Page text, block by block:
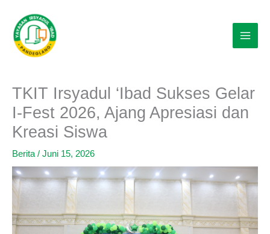
konten
TKIT Irsyadul ‘Ibad Sukses Gelar
I-Fest 2026, Ajang Apresiasi dan
Kreasi Siswa
Berita / Juni 15, 2026